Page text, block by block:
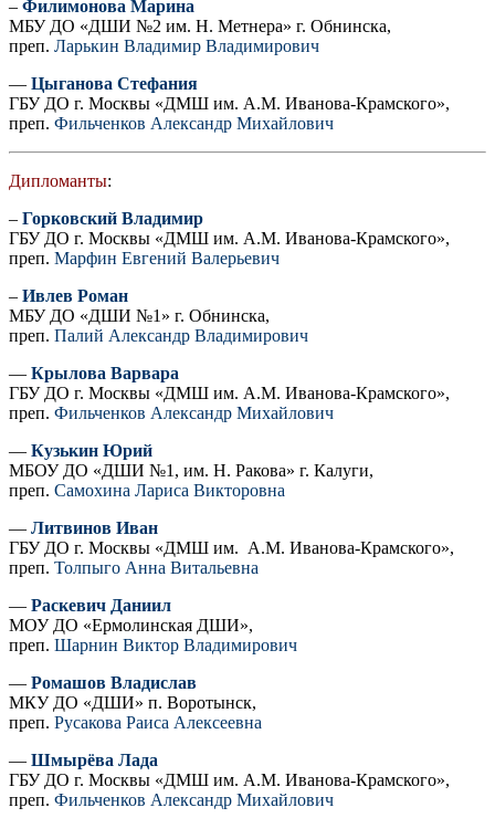
– Филимонова Марина
МБУ ДО «ДШИ №2 им. Н. Метнера» г. Обнинска,
преп. Ларькин Владимир Владимирович
— Цыганова Стефания
ГБУ ДО г. Москвы «ДМШ им. А.М. Иванова-Крамского»,
преп. Фильченков Александр Михайлович
Дипломанты:
– Горковский Владимир
ГБУ ДО г. Москвы «ДМШ им. А.М. Иванова-Крамского»,
преп. Марфин Евгений Валерьевич
– Ивлев Роман
МБУ ДО «ДШИ №1» г. Обнинска,
преп. Палий Александр Владимирович
— Крылова Варвара
ГБУ ДО г. Москвы «ДМШ им. А.М. Иванова-Крамского»,
преп. Фильченков Александр Михайлович
— Кузькин Юрий
МБОУ ДО «ДШИ №1, им. Н. Ракова» г. Калуги,
преп. Самохина Лариса Викторовна
— Литвинов Иван
ГБУ ДО г. Москвы «ДМШ им. А.М. Иванова-Крамского»,
преп. Толпыго Анна Витальевна
— Раскевич Даниил
МОУ ДО «Ермолинская ДШИ»,
преп. Шарнин Виктор Владимирович
— Ромашов Владислав
МКУ ДО «ДШИ» п. Воротынск,
преп. Русакова Раиса Алексеевна
— Шмырёва Лада
ГБУ ДО г. Москвы «ДМШ им. А.М. Иванова-Крамского»,
преп. Фильченков Александр Михайлович